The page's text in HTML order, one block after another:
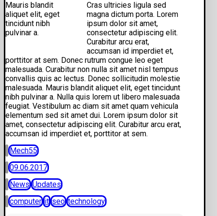
Mauris blandit
aliquet elit, eget
tincidunt nibh
pulvinar a.
Cras ultricies ligula sed
magna dictum porta. Lorem
ipsum dolor sit amet,
consectetur adipiscing elit.
Curabitur arcu erat,
accumsan id imperdiet et,
porttitor at sem. Donec rutrum congue leo eget
malesuada. Curabitur non nulla sit amet nisl tempus
convallis quis ac lectus. Donec sollicitudin molestie
malesuada. Mauris blandit aliquet elit, eget tincidunt
nibh pulvinar a. Nulla quis lorem ut libero malesuada
feugiat. Vestibulum ac diam sit amet quam vehicula
elementum sed sit amet dui. Lorem ipsum dolor sit
amet, consectetur adipiscing elit. Curabitur arcu erat,
accumsan id imperdiet et, porttitor at sem.
Mech55
09.06.2017
News Updates
computer it seo technology